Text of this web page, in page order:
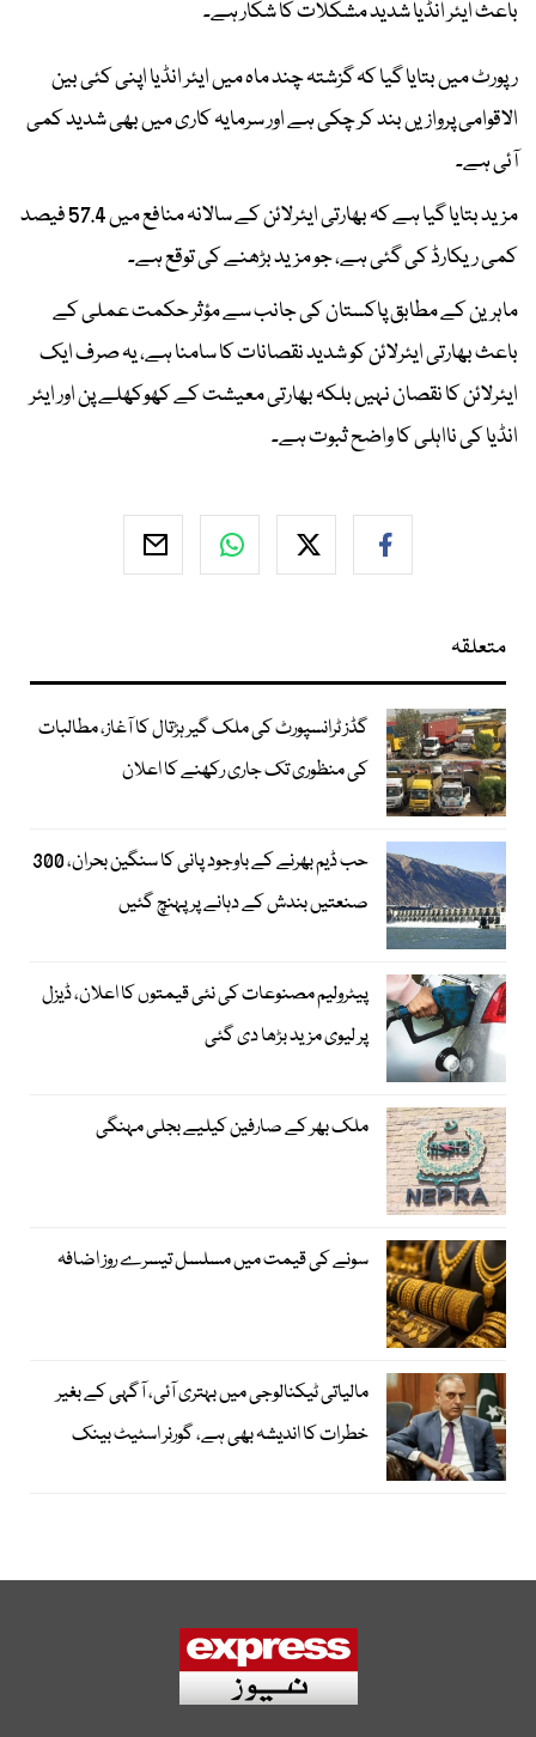
باعث ایئر انڈیا شدید مشکلات کا شکار ہے۔
رپورٹ میں بتایا گیا کہ گزشتہ چند ماہ میں ایئر انڈیا اپنی کئی بین
الاقوامی پروازیں بند کر چکی ہے اور سرمایہ کاری میں بھی شدید کمی
آئی ہے۔
مزید بتایا گیا ہے کہ بھارتی ایئرلائن کے سالانہ منافع میں 57.4 فیصد
کمی ریکارڈ کی گئی ہے، جو مزید بڑھنے کی توقع ہے۔
ماہرین کے مطابق پاکستان کی جانب سے مؤثر حکمت عملی کے
باعث بھارتی ایئرلائن کو شدید نقصانات کا سامنا ہے، یہ صرف ایک
ایئرلائن کا نقصان نہیں بلکہ بھارتی معیشت کے کھوکھلے پن اور ایئر
انڈیا کی نااہلی کا واضح ثبوت ہے۔
متعلقہ
گڈز ٹرانسپورٹ کی ملک گیر ہڑتال کا آغاز، مطالبات
کی منظوری تک جاری رکھنے کا اعلان
حب ڈیم بھرنے کے باوجود پانی کا سنگین بحران، 300
صنعتیں بندش کے دہانے پر پہنچ گئیں
پیٹرولیم مصنوعات کی نئی قیمتوں کا اعلان، ڈیزل
پر لیوی مزید بڑھا دی گئی
ملک بھر کے صارفین کیلیے بجلی مہنگی
سونے کی قیمت میں مسلسل تیسرے روز اضافہ
مالیاتی ٹیکنالوجی میں بہتری آئی، آگہی کے بغیر
خطرات کا اندیشہ بھی ہے، گورنر اسٹیٹ بینک